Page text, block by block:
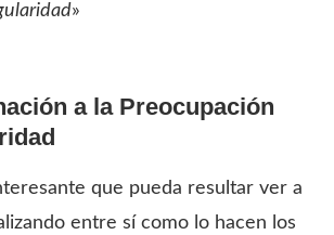
»
a la Preocupación
que pueda resultar ver a
entre sí como lo hacen los